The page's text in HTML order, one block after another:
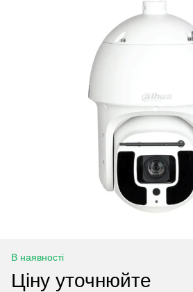
В наявності
Ціну уточнюйте